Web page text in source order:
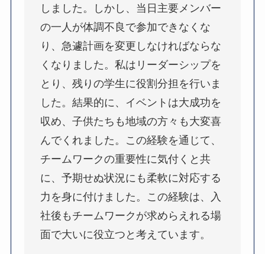
しました。しかし、当日主要メンバー
の一人が体調不良で参加できなくな
り、急遽計画を変更しなければならな
くなりました。私はリーダーシップを
とり、残りの学生に役割分担を行いま
した。結果的に、イベントは大成功を
収め、子供たちも地域の方々も大変喜
んでくれました。この経験を通じて、
チームワークの重要性に気付くと共
に、予期せぬ状況にも柔軟に対応する
力を身に付けました。この経験は、入
社後もチームワークが求めらえれる場
面で大いに役立つと考えています。